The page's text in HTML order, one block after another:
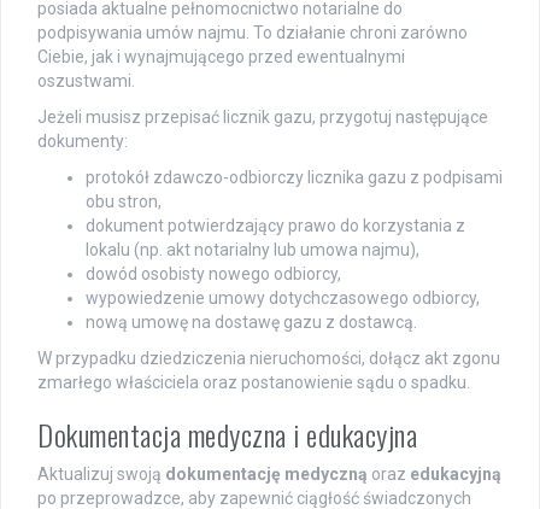
posiada aktualne pełnomocnictwo notarialne do
podpisywania umów najmu. To działanie chroni zarówno
Ciebie, jak i wynajmującego przed ewentualnymi
oszustwami.
Jeżeli musisz przepisać licznik gazu, przygotuj następujące
dokumenty:
protokół zdawczo-odbiorczy licznika gazu z podpisami
obu stron,
dokument potwierdzający prawo do korzystania z
lokalu (np. akt notarialny lub umowa najmu),
dowód osobisty nowego odbiorcy,
wypowiedzenie umowy dotychczasowego odbiorcy,
nową umowę na dostawę gazu z dostawcą.
W przypadku dziedziczenia nieruchomości, dołącz akt zgonu
zmarłego właściciela oraz postanowienie sądu o spadku.
Dokumentacja medyczna i edukacyjna
Aktualizuj swoją dokumentację medyczną oraz edukacyjną
po przeprowadzce, aby zapewnić ciągłość świadczonych